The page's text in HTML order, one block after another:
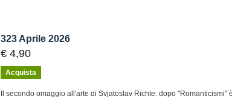
323 Aprile 2026
€ 4,90
Acquista
Il secondo omaggio all'arte di Svjatoslav Richte: dopo "Romanticismi"